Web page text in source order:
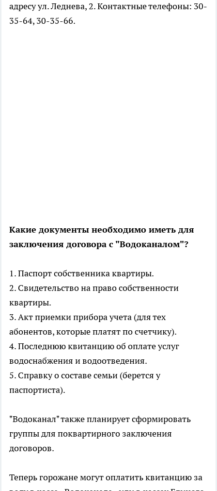
адресу ул. Леднева, 2. Контактные телефоны: 30-
35-64, 30-35-66.
Какие документы необходимо иметь для
заключения договора с "Водоканалом"?
1. Паспорт собственника квартиры.
2. Свидетельство на право собственности
квартиры.
3. Акт приемки прибора учета (для тех
абонентов, которые платят по счетчику).
4. Последнюю квитанцию об оплате услуг
водоснабжения и водоотведения.
5. Справку о составе семьи (берется у
паспортиста).
"Водоканал" также планирует сформировать
группы для поквартирного заключения
договоров.
Теперь горожане могут оплатить квитанцию за